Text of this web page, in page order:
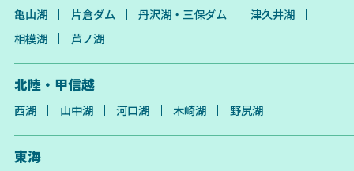
亀山湖
片倉ダム 丹沢湖・三保ダム
津久井湖
相模湖
芦ノ湖
北陸・甲信越
西湖 山中湖 河口湖 木崎湖 野尻湖
東海